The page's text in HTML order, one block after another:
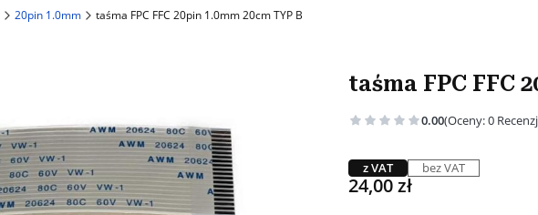
20pin 1.0mm taśma FPC FFC 20pin 1.0mm 20cm TYP B
taśma FPC FFC
0.00(Oceny: 0
z VAT bez VAT
Cena
24,00 zł